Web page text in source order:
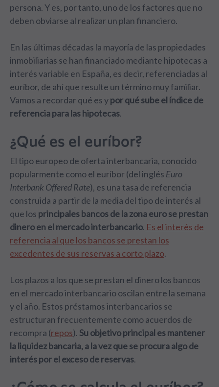
persona. Y es, por tanto, uno de los factores que no
deben obviarse al realizar un plan financiero.
En las últimas décadas la mayoría de las propiedades
inmobiliarias se han financiado mediante hipotecas a
interés variable en España, es decir, referenciadas al
euríbor, de ahí que resulte un término muy familiar.
Vamos a recordar qué es ypor qué sube el índice de
referencia para las hipotecas.
¿Qué es el euríbor?
El tipo europeo de oferta interbancaria, conocido
popularmente como el euríbor (del inglés Euro
Interbank Offered Rate), es una tasa de referencia
construida a partir de la media del tipo de interés al
que los principales bancos de la zona euro se prestan
dinero en el mercado interbancario. Es el interés de
referencia al que los bancos se prestan los
excedentes de sus reservas a corto plazo.
Los plazos a los que se prestan el dinero los bancos
en el mercado interbancario oscilan entre la semana
y el año. Estos préstamos interbancarios se
estructuran frecuentemente como acuerdos de
recompra (repos). Su objetivo principal esmantener
la liquidez bancaria, a la vez que se procura algo de
interés por el exceso de reservas.